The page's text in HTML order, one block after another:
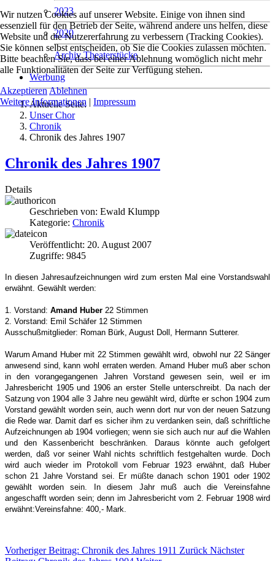
2023
2020
Archiv Theaterstücke
Werbung
Aktuelle Seite:
Unser Chor
Chronik
Chronik des Jahres 1907
Chronik des Jahres 1907
Details
Geschrieben von: Ewald Klumpp
Kategorie: Chronik
Veröffentlicht: 20. August 2007
Zugriffe: 9845
In diesen Jahresaufzeichnungen wird zum ersten Mal eine Vorstandswahl
erwähnt. Gewählt werden:
1. Vorstand: Amand Huber 22 Stimmen
2. Vorstand: Emil Schäfer 12 Stimmen
Ausschußmitglieder: Roman Bürk, August Doll, Hermann Sutterer.
Warum Amand Huber mit 22 Stimmen gewählt wird, obwohl nur 22 Sänger
anwesend sind, kann wohl erraten werden. Amand Huber muß aber schon
in den vorangegangenen Jahren Vorstand gewesen sein, weil er im
Jahresbericht 1905 und 1906 an erster Stelle unterschreibt. Da nach der
Satzung von 1904 alle 3 Jahre neu gewählt wird, dürfte er schon 1904 zum
Vorstand gewählt worden sein, auch wenn dort nur von der neuen Satzung
die Rede war. Damit darf es sicher ihm zu verdanken sein, daß schriftliche
Aufzeichnungen ab 1904 vorliegen; wenn sie sich auch nur auf die Wahlen
und den Kassenbericht beschränken. Daraus könnte auch gefolgert
werden, daß vor seiner Wahl nichts schriftlich festgehalten wurde. Doch
wird auch wieder im Protokoll vom Februar 1923 erwähnt, daß Huber
schon 21 Jahre Vorstand sei. Er müßte danach schon 1901 oder 1902
gewählt worden sein. In diesem Jahr muß auch die Vereinsfahne
angeschafft worden sein; denn im Jahresbericht vom 2. Februar 1908 wird
erwähnt:Vereinsfahne: 400,‑ Mark.
Vorheriger Beitrag: Chronik des Jahres 1911 Zurück Nächster
Wir nutzen Cookies auf unserer Website. Einige von ihnen sind
essenziell für den Betrieb der Seite, während andere uns helfen, diese
Website und die Nutzererfahrung zu verbessern (Tracking Cookies).
Sie können selbst entscheiden, ob Sie die Cookies zulassen möchten.
Bitte beachten Sie, dass bei einer Ablehnung womöglich nicht mehr
alle Funktionalitäten der Seite zur Verfügung stehen.
AkzeptierenAblehnen
Weitere Informationen | Impressum